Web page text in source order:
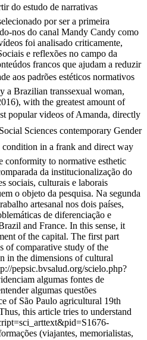
do estudo de narrativas
por ser a primeira
nos do canal Mandy Candy como
foi analisado criticamente,
e reflexões no campo da
francos que ajudam a reduzir
aos padrões estéticos normativos
a Brazilian transsexual woman,
with the greatest amount of
popular videos of Amanda, directly
Sciences contemporary Gender
condition in a frank and direct way
conformity to normative esthetic
da institucionalização do
sociais, culturais e laborais
o objeto da pesquisa. Na segunda
artesanal nos dois países,
de diferenciação e
and France. In this sense, it
of the capital. The first part
of comparative study of the
in the dimensions of cultural
pepsic.bvsalud.org/scielo.php?
algumas fontes de
algumas questões
of São Paulo agricultural 19th
this article tries to understand
(viajantes, memorialistas,